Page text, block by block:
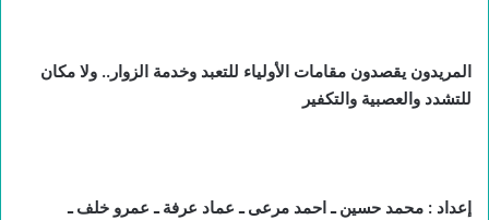
المريدون يقصدون مقامات الأولياء للتعبد وخدمة الزوار.. ولا مكان
للتشدد والعصبية والتكفير
إعداد : محمد حسين ـ احمد مرعى ـ عماد عرفة ـ عمرو خلف ـ